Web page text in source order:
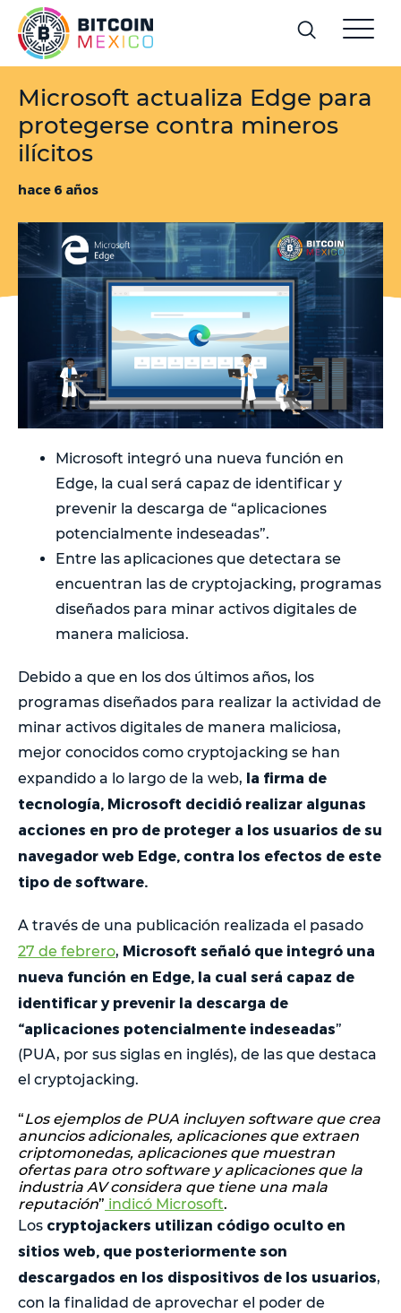
Microsoft actualiza Edge para
protegerse contra mineros
ilícitos
hace 6 años
Microsoft integró una nueva función en
Edge, la cual será capaz de identificar y
prevenir la descarga de “aplicaciones
potencialmente indeseadas”.
Entre las aplicaciones que detectara se
encuentran las de cryptojacking, programas
diseñados para minar activos digitales de
manera maliciosa.
Debido a que en los dos últimos años, los
programas diseñados para realizar la actividad de
minar activos digitales de manera maliciosa,
mejor conocidos como cryptojacking se han
expandido a lo largo de la web, la firma de
tecnología, Microsoft decidió realizar algunas
acciones en pro de proteger a los usuarios de su
navegador web Edge, contra los efectos de este
tipo de software.
A través de una publicación realizada el pasado
27 de febrero, Microsoft señaló que integró una
nueva función en Edge, la cual será capaz de
identificar y prevenir la descarga de
“aplicaciones potencialmente indeseadas”
(PUA, por sus siglas en inglés), de las que destaca
el cryptojacking.
“Los ejemplos de PUA incluyen software que crea
anuncios adicionales, aplicaciones que extraen
criptomonedas, aplicaciones que muestran
ofertas para otro software y aplicaciones que la
industria AV considera que tiene una mala
reputación” indicó Microsoft.
Los cryptojackers utilizan código oculto en
sitios web, que posteriormente son
descargados en los dispositivos de los usuarios,
con la finalidad de aprovechar el poder de